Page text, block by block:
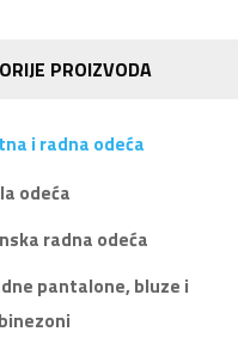
PROIZVODA
i radna odeća
odeća
radna odeća
pantalone, bluze i